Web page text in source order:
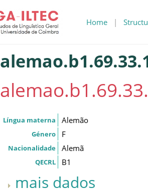
Home |
Língua materna Alemão
Género F
Nacionalidade Alemã
QECRL B1
mais dados